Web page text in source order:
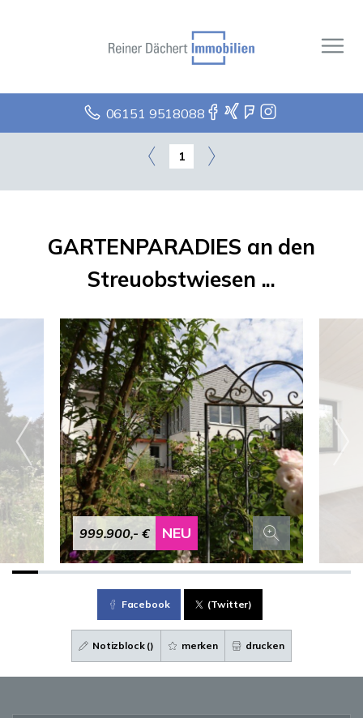
06151 9518088
1
GARTENPARADIES an den
Streuobstwiesen ...
999.900,- € NEU
Facebook (Twitter)
Notizblock () merken drucken